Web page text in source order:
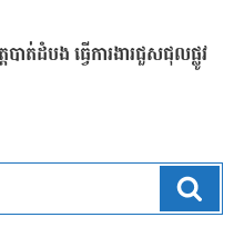
ត់ដំបង ធ្វើការងារជួសជុលផ្លូវ